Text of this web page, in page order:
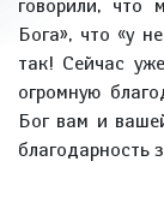
говорили, что
Бога», что «у
так! Сейчас
огромную
Бог вам и
благодарность